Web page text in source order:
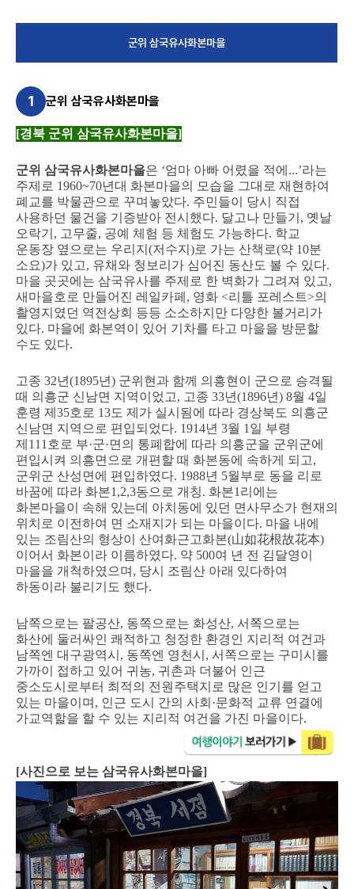
군위 삼국유사화본마을
1 군위 삼국유사화본마을
[경북 군위 삼국유사화본마을]
군위 삼국유사화본마을은 ‘엄마 아빠 어렸을 적에...’라는
주제로 1960~70년대 화본마을의 모습을 그대로 재현하여
폐교를 박물관으로 꾸며놓았다. 주민들이 당시 직접
사용하던 물건을 기증받아 전시했다. 달고나 만들기, 옛날
오락기, 고무줄, 공예 체험 등 체험도 가능하다. 학교
운동장 옆으로는 우리지(저수지)로 가는 산책로(약 10분
소요)가 있고, 유채와 청보리가 심어진 동산도 볼 수 있다.
마을 곳곳에는 삼국유사를 주제로 한 벽화가 그려져 있고,
새마을호로 만들어진 레일카페, 영화 <리틀 포레스트>의
촬영지였던 역전상회 등등 소소하지만 다양한 볼거리가
있다. 마을에 화본역이 있어 기차를 타고 마을을 방문할
수도 있다.
고종 32년(1895년) 군위현과 함께 의흥현이 군으로 승격될
때 의흥군 신남면 지역이었고, 고종 33년(1896년) 8월 4일
훈령 제35호로 13도 제가 실시됨에 따라 경상북도 의흥군
신남면 지역으로 편입되었다. 1914년 3월 1일 부령
제111호로 부·군·면의 통폐합에 따라 의흥군을 군위군에
편입시켜 의흥면으로 개편할 때 화본동에 속하게 되고,
군위군 산성면에 편입하였다. 1988년 5월부로 동을 리로
바꿈에 따라 화본1,2,3동으로 개칭. 화본1리에는
화본마을이 속해 있는데 아치동에 있던 면사무소가 현재의
위치로 이전하여 면 소재지가 되는 마을이다. 마을 내에
있는 조림산의 형상이 산여화근고화본(山如花根故花本)
이어서 화본이라 이름하였다. 약 500여 년 전 김달영이
마을을 개척하였으며, 당시 조림산 아래 있다하여
하동이라 불리기도 했다.
남쪽으로는 팔공산, 동쪽으로는 화성산, 서쪽으로는
화산에 둘러싸인 쾌적하고 청정한 환경인 지리적 여건과
남쪽엔 대구광역시, 동쪽엔 영천시, 서쪽으로는 구미시를
가까이 접하고 있어 귀농, 귀촌과 더불어 인근
중소도시로부터 최적의 전원주택지로 많은 인기를 얻고
있는 마을이며, 인근 도시 간의 사회·문화적 교류 연결에
가교역할을 할 수 있는 지리적 여건을 가진 마을이다.
[사진으로 보는 삼국유사화본마을]